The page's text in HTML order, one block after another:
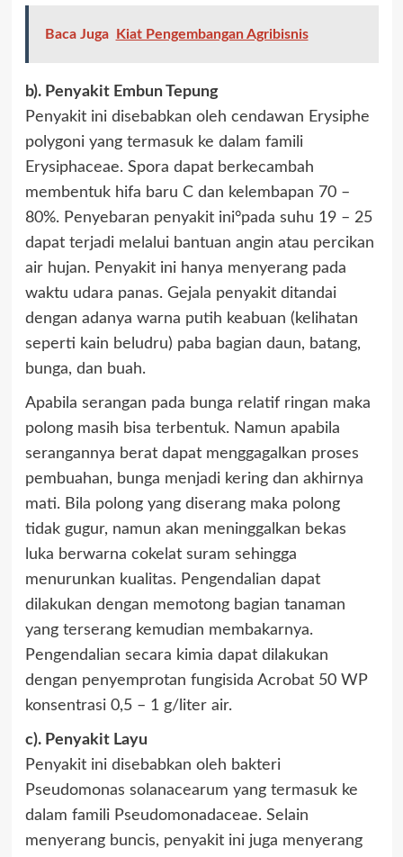
Baca Juga Kiat Pengembangan Agribisnis
b). Penyakit Embun Tepung
Penyakit ini disebabkan oleh cendawan Erysiphe
polygoni yang termasuk ke dalam famili
Erysiphaceae. Spora dapat berkecambah
membentuk hifa baru C dan kelembapan 70 –
80%. Penyebaran penyakit ini°pada suhu 19 – 25
dapat terjadi melalui bantuan angin atau percikan
air hujan. Penyakit ini hanya menyerang pada
waktu udara panas. Gejala penyakit ditandai
dengan adanya warna putih keabuan (kelihatan
seperti kain beludru) paba bagian daun, batang,
bunga, dan buah.
Apabila serangan pada bunga relatif ringan maka
polong masih bisa terbentuk. Namun apabila
serangannya berat dapat menggagalkan proses
pembuahan, bunga menjadi kering dan akhirnya
mati. Bila polong yang diserang maka polong
tidak gugur, namun akan meninggalkan bekas
luka berwarna cokelat suram sehingga
menurunkan kualitas. Pengendalian dapat
dilakukan dengan memotong bagian tanaman
yang terserang kemudian membakarnya.
Pengendalian secara kimia dapat dilakukan
dengan penyemprotan fungisida Acrobat 50 WP
konsentrasi 0,5 – 1 g/liter air.
c). Penyakit Layu
Penyakit ini disebabkan oleh bakteri
Pseudomonas solanacearum yang termasuk ke
dalam famili Pseudomonadaceae. Selain
menyerang buncis, penyakit ini juga menyerang